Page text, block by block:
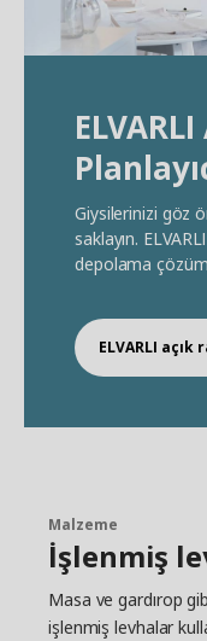
Giysilerinizi göz
saklayın.
depolama
ELVARLI
Malzeme
İşlenmiş
Masa ve gardırop
işlenmiş levhalar